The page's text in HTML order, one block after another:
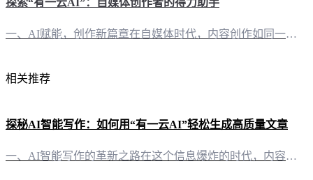
探索“有一云AI”：自媒体创作者的得力助手
一、AI赋能，创作新篇章在自媒体时代，内容创作如同一座巍峨的高峰，等待着创作者们攀登。而“有一云AI”正是这座高峰上的指引明灯，它以其前沿的AI技术服务，为自媒体创作者们开辟了一条通往高效创作的便捷之路。 二、排版之美，尽在一“键”“有一云AI”的排版功能，如同一位精通艺术的设计师，将你的文字和图片巧妙地融合在一起。数千款装修皮肤，涵盖标题、内容、图文、分隔、引导等多种元素，让每一篇文章都焕发出
相关推荐
探秘AI智能写作：如何用“有一云AI”轻松生成高质量文章
一、AI智能写作的革新之路在这个信息爆炸的时代，内容创作已成为自媒体创作者的核心竞争力。而“有一云AI”作为一款创新型AI智能写作+排版软件，以其卓越的AI技术服务，为自媒体创作者开启了一条全新的创作之路。 二、内容排版：千款皮肤，一触即达“有一云AI”在内容排版方面独具匠心，提供包含标题、内容、图文、分隔、引导五大类数千款装修皮肤。无论是简洁明快的风格，还是图文并茂的视觉盛宴，都能在这里找到心